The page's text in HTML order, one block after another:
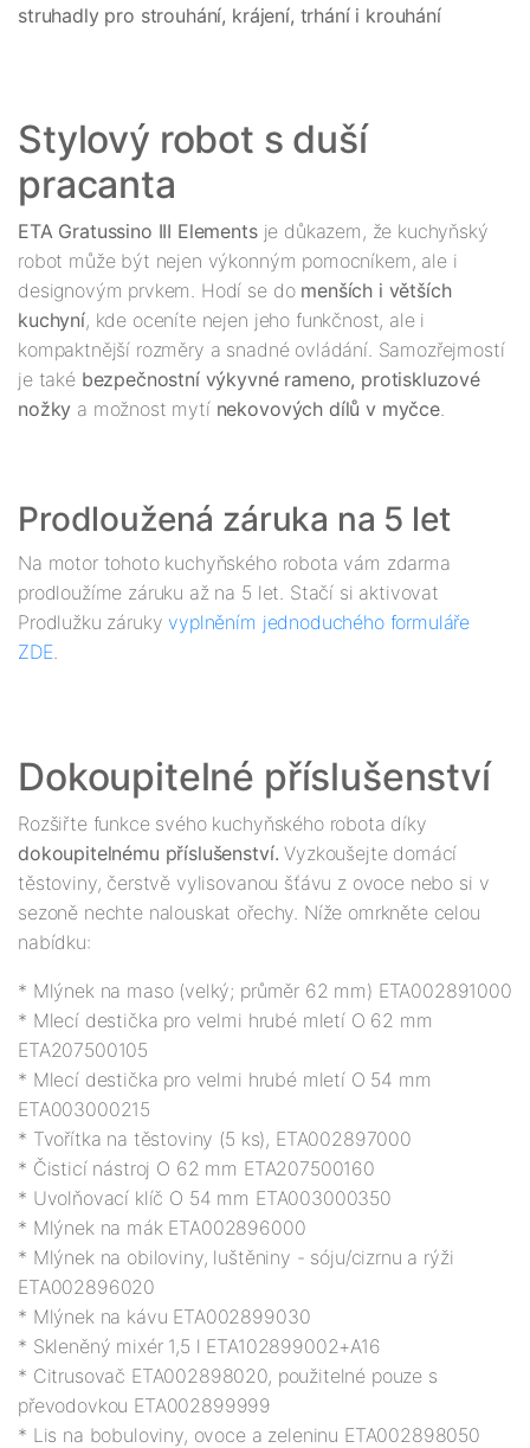
struhadly pro strouhání, krájení, trhání i krouhání
Stylový robot s duší
ETA Gratussino III Elements je důkazem, že kuchyňský
robot může být nejen výkonným pomocníkem, ale i
designovým prvkem. Hodí se do menších i větších
kuchyní, kde oceníte nejen jeho funkčnost, ale i
kompaktnější rozměry a snadné ovládání. Samozřejmostí
je také bezpečnostní výkyvné rameno, protiskluzové
nožky a možnost mytí nekovových dílů v myčce
Prodloužená záruka na 5 let
Na motor tohoto kuchyňského robota vám zdarma
prodloužíme záruku až na 5 let. Stačí si aktivovat
Prodlužku záruky vyplněním jednoduchého formuláře
ZDE
Rozšiřte funkce svého kuchyňského robota díky
dokoupitelnému příslušenství. Vyzkoušejte domácí
těstoviny, čerstvě vylisovanou šťávu z ovoce nebo si v
sezoně nechte nalouskat ořechy. Níže omrkněte celou
* Mlýnek na maso (velký; průměr 62 mm) ETA002891000
* Mlecí destička pro velmi hrubé mletí O 62 mm
ETA207500105
* Mlecí destička pro velmi hrubé mletí O 54 mm
ETA003000215
* Tvořítka na těstoviny (5 ks), ETA002897000
* Čisticí nástroj O 62 mm ETA207500160
* Uvolňovací klíč O 54 mm ETA003000350
* Mlýnek na mák ETA002896000
* Mlýnek na obiloviny, luštěniny - sóju/cizrnu a rýži
ETA002896020
* Mlýnek na kávu ETA002899030
* Skleněný mixér 1,5 l ETA102899002+A16
* Citrusovač ETA002898020, použitelné pouze s
převodovkou ETA002899999
* Lis na bobuloviny, ovoce a zeleninu ETA002898050